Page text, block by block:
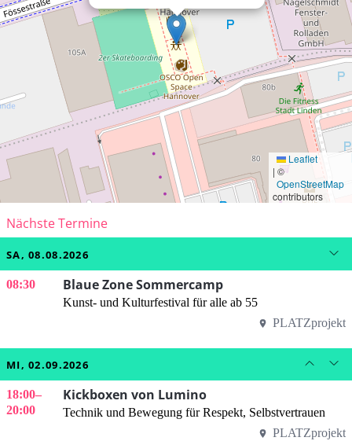
Leaflet
| ©
OpenStreetMap
contributors
Nächste Termine
SA, 08.08.2026
08:30 Blaue Zone Sommercamp
Kunst- und Kulturfestival für alle ab 55
PLATZprojekt
MI, 02.09.2026
18:00–
20:00
Kickboxen von Lumino
Technik und Bewegung für Respekt, Selbstvertrauen
PLATZprojekt